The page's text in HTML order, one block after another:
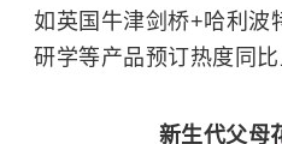
如英国牛津剑桥+哈利波
研学等产品预订热度同比
新生代父母